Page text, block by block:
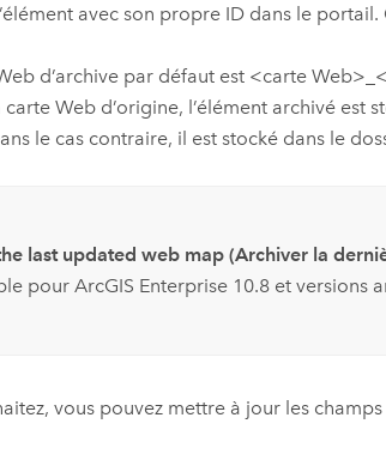
avec son propre ID dans le
d’archive par défaut est <carte
Web d’origine, l’élément archivé est
le cas contraire, il est stocké dans le
last updated web map (Archiver la
pour ArcGIS Enterprise 10.8et versions
vous pouvez mettre à jour les